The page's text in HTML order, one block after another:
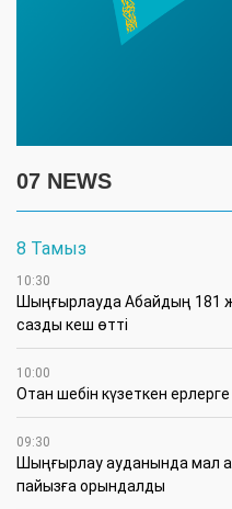
07 NEWS
8 Тамыз
10:30
Шыңғырлауда Абайдың 181
сазды кеш өтті
10:00
Отан шебін күзеткен
09:30
​Шыңғырлау ауданында мал
пайызға орындалды